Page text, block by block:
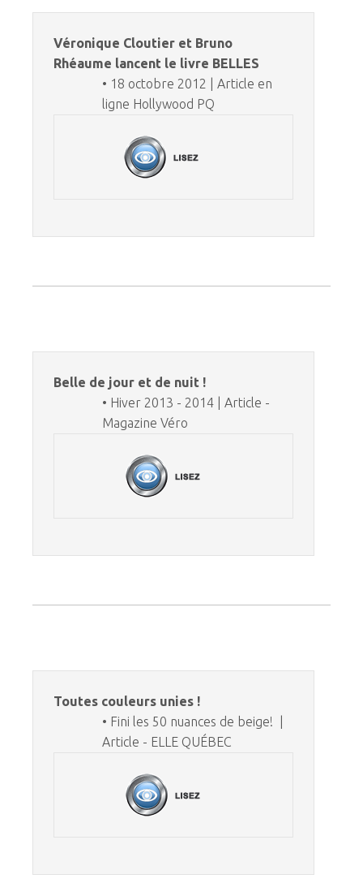
Véronique Cloutier et Bruno
Rhéaume lancent le livre BELLES
• 18 octobre 2012 | Article en
ligne Hollywood PQ
Belle de jour et de nuit !
• Hiver 2013 - 2014 | Article -
Magazine Véro
Toutes couleurs unies !
• Fini les 50 nuances de beige! |
Article - ELLE QUÉBEC